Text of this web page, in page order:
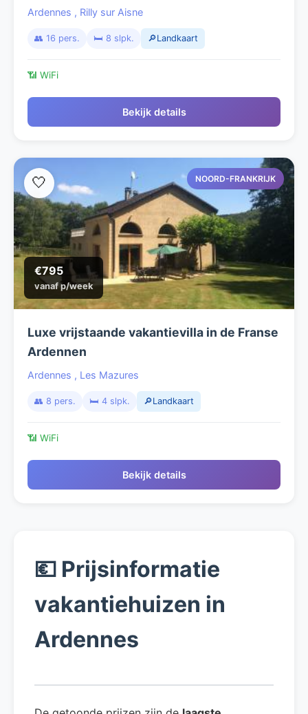
en gekanood kan worden
Ardennes , Rilly sur Aisne
👥 16 pers. 🛏️ 8 slpk. 🔎Landkaart
📶 WiFi
Bekijk details
NOORD-FRANKRIJK
€795
vanaf p/week
🤍
Luxe vrijstaande vakantievilla in de Franse
Ardennen
Ardennes , Les Mazures
👥 8 pers. 🛏️ 4 slpk. 🔎Landkaart
📶 WiFi
Bekijk details
💶 Prijsinformatie
vakantiehuizen in
Ardennes